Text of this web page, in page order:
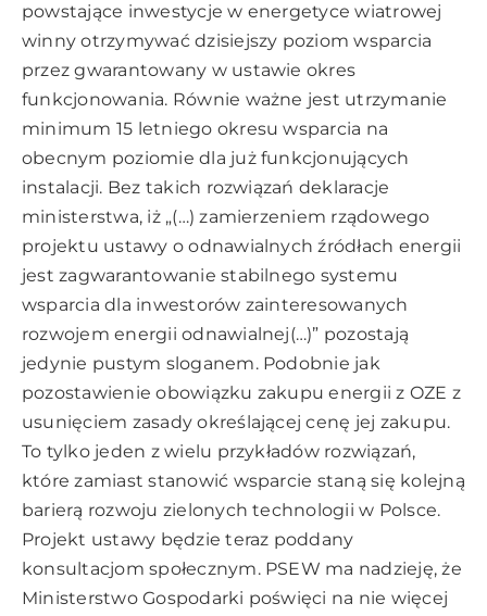
powstające inwestycje w energetyce wiatrowej
winny otrzymywać dzisiejszy poziom wsparcia
przez gwarantowany w ustawie okres
funkcjonowania. Równie ważne jest utrzymanie
minimum 15 letniego okresu wsparcia na
obecnym poziomie dla już funkcjonujących
instalacji. Bez takich rozwiązań deklaracje
ministerstwa, iż „(…) zamierzeniem rządowego
projektu ustawy o odnawialnych źródłach energii
jest zagwarantowanie stabilnego systemu
wsparcia dla inwestorów zainteresowanych
rozwojem energii odnawialnej(…)” pozostają
jedynie pustym sloganem. Podobnie jak
pozostawienie obowiązku zakupu energii z OZE z
usunięciem zasady określającej cenę jej zakupu.
To tylko jeden z wielu przykładów rozwiązań,
które zamiast stanowić wsparcie staną się kolejną
barierą rozwoju zielonych technologii w Polsce.
Projekt ustawy będzie teraz poddany
konsultacjom społecznym. PSEW ma nadzieję, że
Ministerstwo Gospodarki poświęci na nie więcej